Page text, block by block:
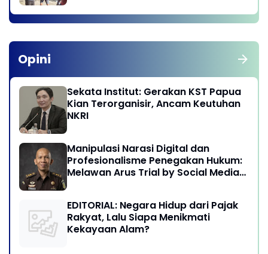
Opini
Sekata Institut: Gerakan KST Papua
Kian Terorganisir, Ancam Keutuhan
NKRI
Manipulasi Narasi Digital dan
Profesionalisme Penegakan Hukum:
Melawan Arus Trial by Social Media
EDITORIAL: Negara Hidup dari Pajak
Rakyat, Lalu Siapa Menikmati
Kekayaan Alam?